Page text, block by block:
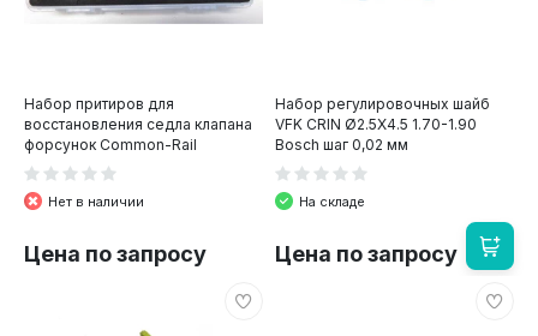
Набор притиров для
восстановления седла клапана
форсунок Common-Rail
Нет в наличии
Цена по запросу
Набор регулировочных шайб
VFK CRIN Ø2.5X4.5 1.70-1.90
Bosch шаг 0,02 мм
На складе
Цена по запросу